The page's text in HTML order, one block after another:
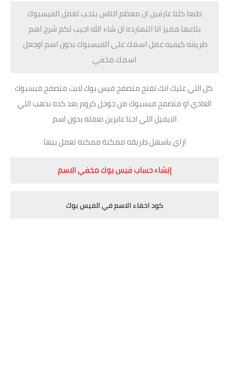
طبعا كلنا عارفين ان معظم الناس بتحب تعمل الفيسبوك
بتاعها مميز انا النهارده ان شاء الله اجيب لكم شرح اهم
طريقه كيفيه عمل اسمك علىالفيسبوك بدوناسم اوجعل
اسمك مخفي
كل اللي عليك انك تفتح متصفح فيس بوك لايت متصفح فيسبوك
العادي او متصفح فيسبوك من جوجل كروم بعد كده نذهب اللي
الايميل اللي احنا عايزين نعمله بدون اسم
ازاي باسهل طريقه ممكنه ممكنه تعمل بيها
إنشاء حساب فيس بوك مخفي الاسم
كود اخفاء الاسم في الفيس بوك